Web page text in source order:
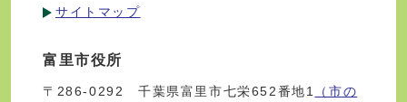
サイトマップ
富里市役所
〒286-0292 千葉県富里市七栄652番地1
（市の